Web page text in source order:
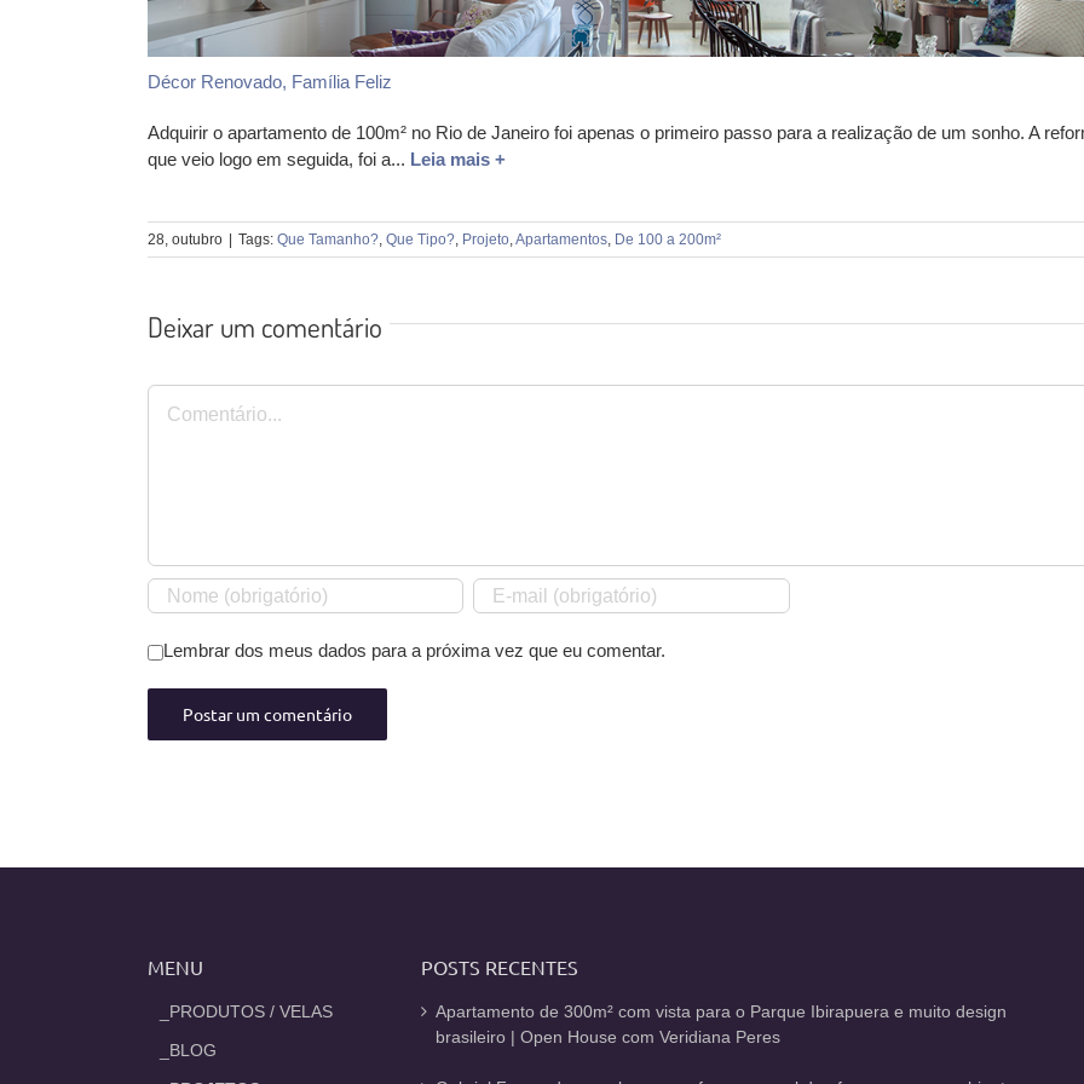
Décor Renovado, Família Feliz
Adquirir o apartamento de 100m² no Rio de Janeiro foi apenas o primeiro passo para a realização de um sonho. A
que veio logo em seguida, foi a... Leia mais +
28, outubro Tags: Que Tamanho?, Que Tipo?, Projeto,Apartamentos, De 100 a 200m²
Deixar um comentário
Comentário
Lembrar dos meus dados para a próxima vez que eu comentar.
MENU
_PRODUTOS / VELAS
_BLOG
POSTS RECENTES
Apartamento de 300m² com vista para o Parque Ibirapuera e muito design
brasileiro | Open House com Veridiana Peres